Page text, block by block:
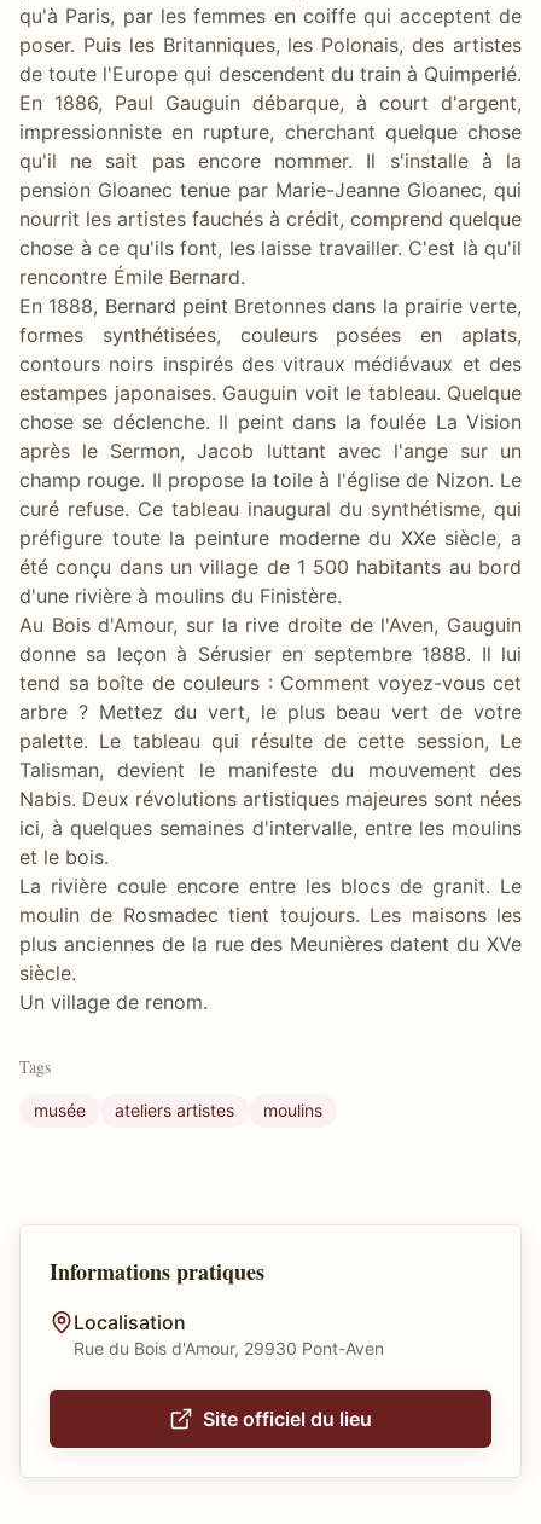
qu'à Paris, par les femmes en coiffe qui acceptent de
poser. Puis les Britanniques, les Polonais, des artistes
de toute l'Europe qui descendent du train à Quimperlé.
En 1886, Paul Gauguin débarque, à court d'argent,
impressionniste en rupture, cherchant quelque chose
qu'il ne sait pas encore nommer. Il s'installe à la
pension Gloanec tenue par Marie-Jeanne Gloanec, qui
nourrit les artistes fauchés à crédit, comprend quelque
chose à ce qu'ils font, les laisse travailler. C'est là qu'il
rencontre Émile Bernard.
En 1888, Bernard peint Bretonnes dans la prairie verte,
formes synthétisées, couleurs posées en aplats,
contours noirs inspirés des vitraux médiévaux et des
estampes japonaises. Gauguin voit le tableau. Quelque
chose se déclenche. Il peint dans la foulée La Vision
après le Sermon, Jacob luttant avec l'ange sur un
champ rouge. Il propose la toile à l'église de Nizon. Le
curé refuse. Ce tableau inaugural du synthétisme, qui
préfigure toute la peinture moderne du XXe siècle, a
été conçu dans un village de 1 500 habitants au bord
d'une rivière à moulins du Finistère.
Au Bois d'Amour, sur la rive droite de l'Aven, Gauguin
donne sa leçon à Sérusier en septembre 1888. Il lui
tend sa boîte de couleurs : Comment voyez-vous cet
arbre ? Mettez du vert, le plus beau vert de votre
palette. Le tableau qui résulte de cette session, Le
Talisman, devient le manifeste du mouvement des
Nabis. Deux révolutions artistiques majeures sont nées
ici, à quelques semaines d'intervalle, entre les moulins
et le bois.
La rivière coule encore entre les blocs de granit. Le
moulin de Rosmadec tient toujours. Les maisons les
plus anciennes de la rue des Meunières datent du XVe
siècle.
Un village de renom.
Tags
musée ateliers artistes moulins
Informations pratiques
Localisation
Rue du Bois d'Amour, 29930 Pont-Aven
Site officiel du lieu